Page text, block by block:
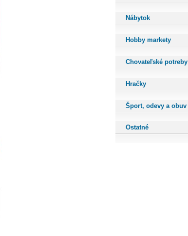
Nábytok
Hobby markety
Chovateľské potreby
Hračky
Šport, odevy a obuv
Ostatné